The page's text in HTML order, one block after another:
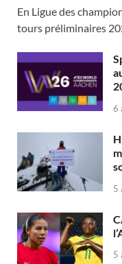
En Ligue des
tours préliminaires
6
5
5